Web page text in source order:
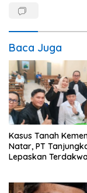
Baca Juga
Kasus Tanah
Natar, PT
Lepaskan